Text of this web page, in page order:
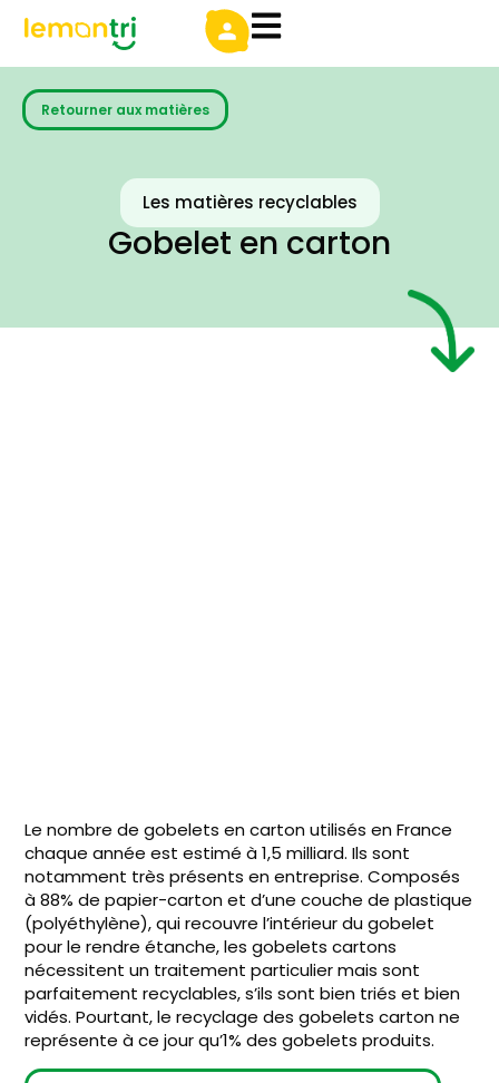
Les matières recyclables
Gobelet en carton
Retourner aux matières
Le nombre de gobelets en carton utilisés en France
chaque année est estimé à 1,5 milliard. Ils sont
notamment très présents en entreprise. Composés
à 88% de papier-carton et d’une couche de plastique
(polyéthylène), qui recouvre l’intérieur du gobelet
pour le rendre étanche, les gobelets cartons
nécessitent un traitement particulier mais sont
parfaitement recyclables, s’ils sont bien triés et bien
vidés. Pourtant, le recyclage des gobelets carton ne
représente à ce jour qu’1% des gobelets produits.